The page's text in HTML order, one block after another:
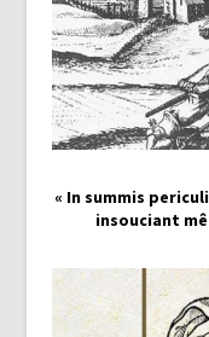
« In summis
insouciant